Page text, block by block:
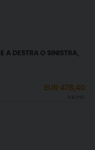
A DESTRA O SINISTRA,
EUR 478,40
IVA incl.